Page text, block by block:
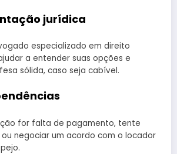
jurídica
especializado em direito
a entender suas opções e
sólida, caso seja cabível.
for falta de pagamento, tente
negociar um acordo com o locador